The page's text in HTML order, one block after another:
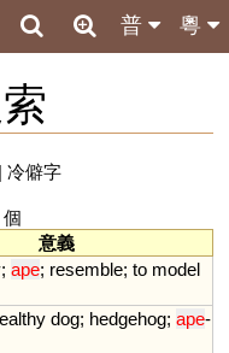
粵
普
冷僻字
意義
; ape; resemble; to model
dog; hedgehog; ape-